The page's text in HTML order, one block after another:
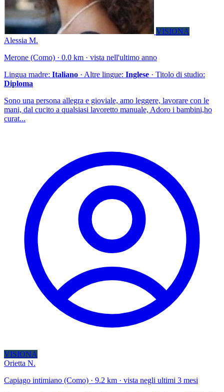
VISIONA
Alessia M.
Merone (Como) · 0.0 km · vista nell'ultimo anno
Lingua madre: Italiano · Altre lingue: Inglese · Titolo di studio:
Diploma
Sono una persona allegra e gioviale, amo leggere, lavorare con le
mani, dal cucito a qualsiasi lavoretto manuale, Adoro i bambini,ho
curat...
VISIONA
Orietta N.
Capiago intimiano (Como) · 9.2 km · vista negli ultimi 3 mesi